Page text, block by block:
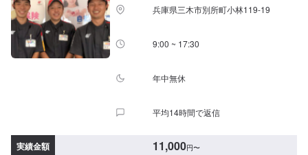
兵庫県三木市別所町小林119-19
9:00 ~ 17:30
年中無休
平均14時間で返信
実績金額 11,000円〜